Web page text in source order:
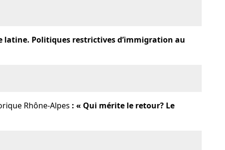
latine. Politiques restrictives d’immigration au
Rhône-Alpes : « Qui mérite le retour? Le